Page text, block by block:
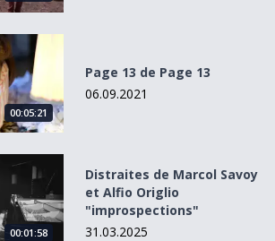
00:05:21
Page 13 de Page 13
06.09.2021
Savoy et Alfio Origlio
00:01:58
Distraites de Marcol Savoy
et Alfio Origlio
"improspections"
31.03.2025